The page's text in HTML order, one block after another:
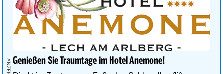
Genießen Sie Traumtage im Hotel Anemone!